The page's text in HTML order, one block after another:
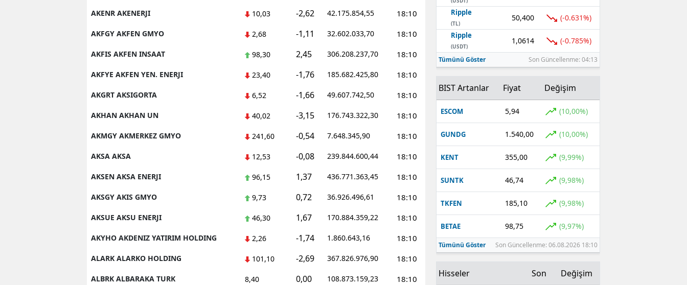
AKENR AKENERJI 10,03 -2,62 42.175.854,55 18:10
AKFGY AKFEN GMYO 2,68 -1,11 32.602.033,70 18:10
AKFIS AKFEN INSAAT 98,30 2,45 306.208.237,70 18:10
AKFYE AKFEN YEN. ENERJI 23,40 -1,76 185.682.425,80 18:10
AKGRT AKSIGORTA 6,52 -1,66 49.607.742,50 18:10
AKHAN AKHAN UN 40,02 -3,15 176.743.322,30 18:10
AKMGY AKMERKEZ GMYO 241,60 -0,54 7.648.345,90 18:10
AKSA AKSA 12,53 -0,08 239.844.600,44 18:10
AKSEN AKSA ENERJI 96,15 1,37 436.771.363,45 18:10
AKSGY AKIS GMYO 9,73 0,72 36.926.496,61 18:10
AKSUE AKSU ENERJI 46,30 1,67 170.884.359,22 18:10
AKYHO AKDENIZ YATIRIM HOLDING 2,26 -1,74 1.860.643,16 18:10
ALARK ALARKO HOLDING 101,10 -2,69 367.826.976,90 18:10
ALBRK ALBARAKA TURK 8,40 0,00 108.873.159,23 18:10
Ripple
(TL)
50,400 (-0.631%)
Ripple
(USDT)
1,0614 (-0.785%)
Tümünü Göster Son Güncellenme: 04:13
BIST Artanlar Fiyat Değişim
ESCOM 5,94 (10,00%)
GUNDG 1.540,00 (10,00%)
KENT 355,00 (9,99%)
SUNTK 46,74 (9,98%)
TKFEN 185,10 (9,98%)
BETAE 98,75 (9,97%)
Tümünü Göster Son Güncellenme: 06.08.2026 18:10
Hisseler Son Değişim